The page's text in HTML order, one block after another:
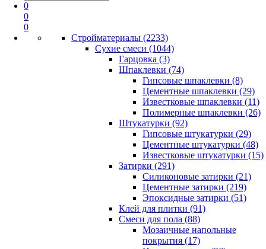
0
0
0
Стройматериалы (2233)
Сухие смеси (1044)
Гарцовка (3)
Шпаклевки (74)
Гипсовые шпаклевки (8)
Цементные шпаклевки (29)
Известковые шпаклевки (11)
Полимерные шпаклевки (26)
Штукатурки (92)
Гипсовые штукатурки (29)
Цементные штукатурки (48)
Известковые штукатурки (15)
Затирки (291)
Силиконовые затирки (21)
Цементные затирки (219)
Эпоксидные затирки (51)
Клей для плитки (91)
Смеси для пола (88)
Мозаичные напольные
покрытия (17)